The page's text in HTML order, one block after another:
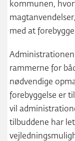
kommunen,
med at forebygge
rammerne for
nødvendige
forebyggelse er
vil
tilbuddene har